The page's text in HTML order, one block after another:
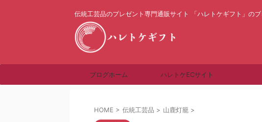
伝統工芸品のプレゼント専門通販サイト 「ハレトケギフト」の
ブログホーム ハレトケECサイト
HOME > 伝統工芸品 > 山鹿灯籠 >